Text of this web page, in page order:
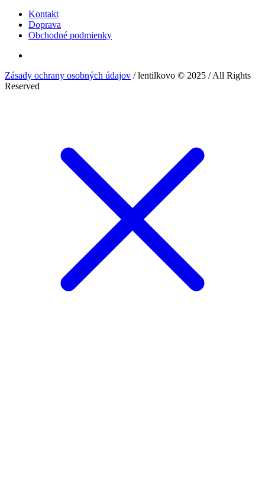
Kontakt
Doprava
Obchodné podmienky
Zásady ochrany osobných údajov / lentilkovo © 2025 / All Rights
Reserved